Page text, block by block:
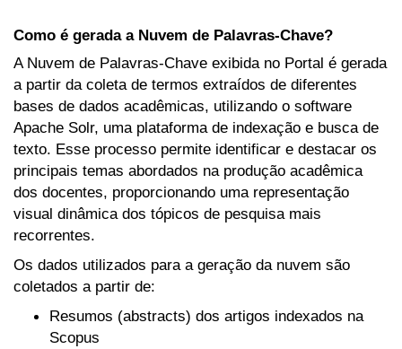
Como é gerada a Nuvem de Palavras-Chave?
A Nuvem de Palavras-Chave exibida no Portal é gerada
a partir da coleta de termos extraídos de diferentes
bases de dados acadêmicas, utilizando o software
Apache Solr, uma plataforma de indexação e busca de
texto. Esse processo permite identificar e destacar os
principais temas abordados na produção acadêmica
dos docentes, proporcionando uma representação
visual dinâmica dos tópicos de pesquisa mais
recorrentes.
Os dados utilizados para a geração da nuvem são
coletados a partir de:
Resumos (abstracts) dos artigos indexados na
Scopus